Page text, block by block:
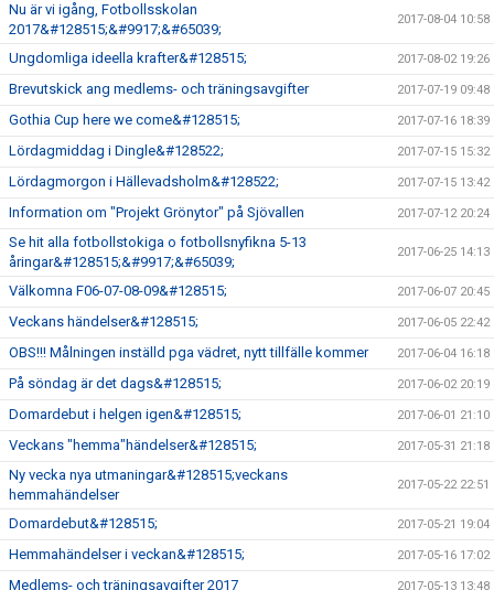
Nu är vi igång, Fotbollsskolan
2017&#128515;&#9917;&#65039;
2017-08-04 10:58
Ungdomliga ideella krafter&#128515; 2017-08-02 19:26
Brevutskick ang medlems- och träningsavgifter 2017-07-19 09:48
Gothia Cup here we come&#128515; 2017-07-16 18:39
Lördagmiddag i Dingle&#128522; 2017-07-15 15:32
Lördagmorgon i Hällevadsholm&#128522; 2017-07-15 13:42
Information om "Projekt Grönytor" på Sjövallen 2017-07-12 20:24
Se hit alla fotbollstokiga o fotbollsnyfikna 5-13
åringar&#128515;&#9917;&#65039;
2017-06-25 14:13
Välkomna F06-07-08-09&#128515; 2017-06-07 20:45
Veckans händelser&#128515; 2017-06-05 22:42
OBS!!! Målningen inställd pga vädret, nytt tillfälle kommer 2017-06-04 16:18
På söndag är det dags&#128515; 2017-06-02 20:19
Domardebut i helgen igen&#128515; 2017-06-01 21:10
Veckans "hemma"händelser&#128515; 2017-05-31 21:18
Ny vecka nya utmaningar&#128515;veckans
hemmahändelser
2017-05-22 22:51
Domardebut&#128515; 2017-05-21 19:04
Hemmahändelser i veckan&#128515; 2017-05-16 17:02
Medlems- och träningsavgifter 2017 2017-05-13 13:48